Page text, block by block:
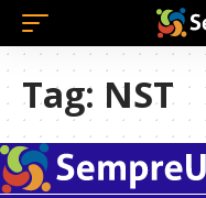
Tag: NST